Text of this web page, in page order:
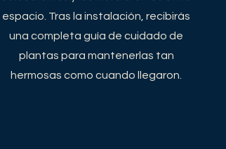
espacio. Tras la instalación, recibirás
una completa guía de cuidado de
plantas para mantenerlas tan
hermosas como cuando llegaron.